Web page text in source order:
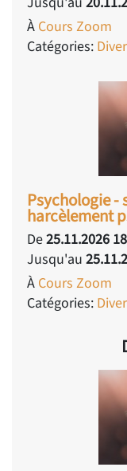
À Cours Zoom
Catégories:
Psychologie -
harcèlement
De25.11.2026
Jusqu'au
À Cours Zoom
Catégories: